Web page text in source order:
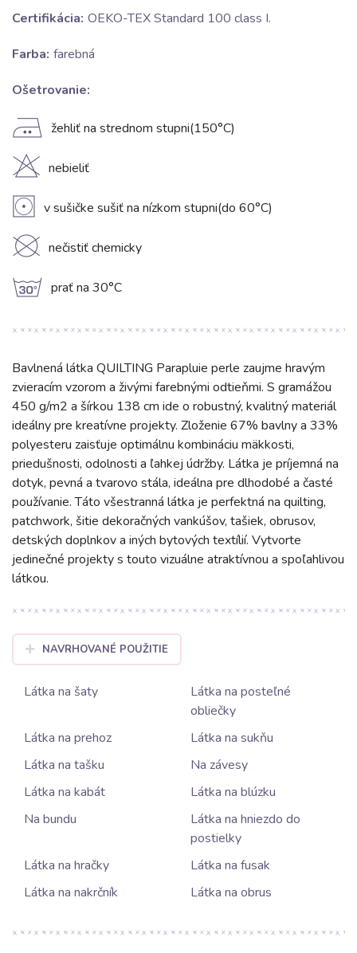
Certifikácia: OEKO-TEX Standard 100 class I.
Farba: farebná
Ošetrovanie:
E žehliť na strednom stupni(150°C)
H nebieliť
V v sušičke sušiť na nízkom stupni(do 60°C)
K nečistiť chemicky
g prať na 30°C
Bavlnená látka QUILTING Parapluie perle zaujme hravým
zvieracím vzorom a živými farebnými odtieňmi. S gramážou
450 g/m2 a šírkou 138 cm ide o robustný, kvalitný materiál
ideálny pre kreatívne projekty. Zloženie 67% bavlny a 33%
polyesteru zaisťuje optimálnu kombináciu mäkkosti,
priedušnosti, odolnosti a ľahkej údržby. Látka je príjemná na
dotyk, pevná a tvarovo stála, ideálna pre dlhodobé a časté
používanie. Táto všestranná látka je perfektná na quilting,
patchwork, šitie dekoračných vankúšov, tašiek, obrusov,
detských doplnkov a iných bytových textílií. Vytvorte
jedinečné projekty s touto vizuálne atraktívnou a spoľahlivou
látkou.
NAVRHOVANÉ POUŽITIE
Látka na šaty
Látka na posteľné
obliečky
Látka na prehoz
Látka na sukňu
Látka na tašku
Na závesy
Látka na kabát
Látka na blúzku
Na bundu
Látka na hniezdo do
postielky
Látka na hračky
Látka na fusak
Látka na nakrčník
Látka na obrus